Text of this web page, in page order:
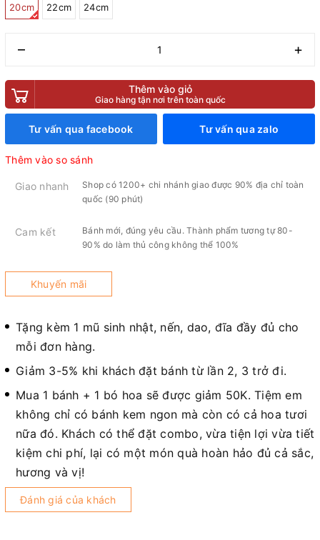
20cm 22cm 24cm
– +
Thêm vào giỏ
Giao hàng tận nơi trên toàn quốc
Tư vấn qua facebook Tư vấn qua zalo
Thêm vào so sánh
Giao nhanh
Shop có 1200+ chi nhánh giao được 90% địa chỉ toàn
quốc (90 phút)
Cam kết
Bánh mới, đúng yêu cầu. Thành phẩm tương tự 80-
90% do làm thủ công không thể 100%
Khuyến mãi
Tặng kèm 1 mũ sinh nhật, nến, dao, đĩa đầy đủ cho
mỗi đơn hàng.
Giảm 3-5% khi khách đặt bánh từ lần 2, 3 trở đi.
Mua 1 bánh + 1 bó hoa sẽ được giảm 50K. Tiệm em
không chỉ có bánh kem ngon mà còn có cả hoa tươi
nữa đó. Khách có thể đặt combo, vừa tiện lợi vừa tiết
kiệm chi phí, lại có một món quà hoàn hảo đủ cả sắc,
hương và vị!
Đánh giá của khách